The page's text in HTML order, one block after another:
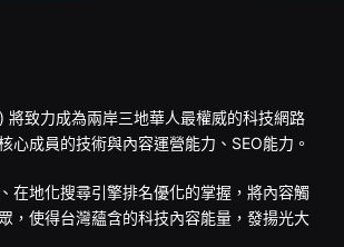
將致力成為兩岸三地華人最權威的科技網路
心成員的技術與內容運營能力、SEO能力。
在地化搜尋引擎排名優化的掌握，將內容觸
，使得台灣蘊含的科技內容能量，發揚光大